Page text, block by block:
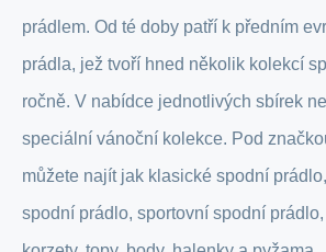
prádlem. Od té doby patří k předním
prádla, jež tvoří hned několik kolekcí
ročně. V nabídce jednotlivých sbírek
speciální vánoční kolekce. Pod
můžete najít jak klasické spodní
spodní prádlo, sportovní spodní